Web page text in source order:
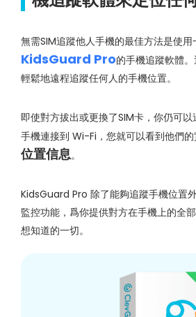
無需SIM追蹤他人手機的最佳方法是使用
KidsGuard Pro的手機追蹤軟體
輕鬆地遠程追蹤任何人的手機位置。
即使對方拔出或更換了SIM卡，你仍可
手機連接到 Wi-Fi，您就可以看到他們
位置信息。
KidsGuard Pro 除了能夠追蹤手機位置
監控功能，爲你提供對方在手機上的全
想知道的一切。